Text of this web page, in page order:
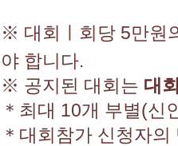
※ 대회ㅣ회당 5만원
야 합니다.
※ 공지된 대회는 대
＊최대 10개 부별(신
＊대회참가 신청자